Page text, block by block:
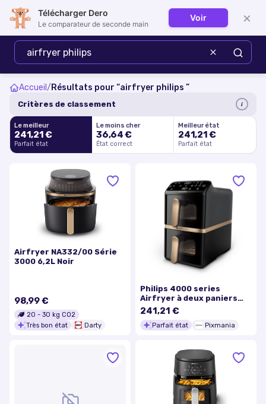
Se connecter
Accueil /Résultats pour “airfryer philips ”
Critères de classement i
Le meilleur
241,21 €
Parfait état
Le moins cher
36,64 €
État correct
Meilleur état
241,21 €
Parfait état
Airfryer NA332/00 Série
3000 6,2L Noir
98,99 €
20 - 30 kg CO2
Très bon état
Darty
Philips 4000 series
Airfryer à deux paniers
superposés série 4000 -
Excellent état
241,21 €
Parfait état Pixmania
Télécharger Dero
Le comparateur de seconde main
Voir ×